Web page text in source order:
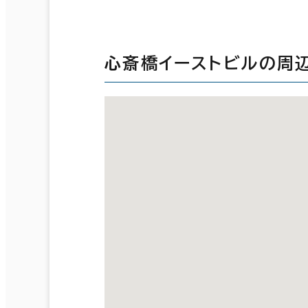
心斎橋イーストビルの周